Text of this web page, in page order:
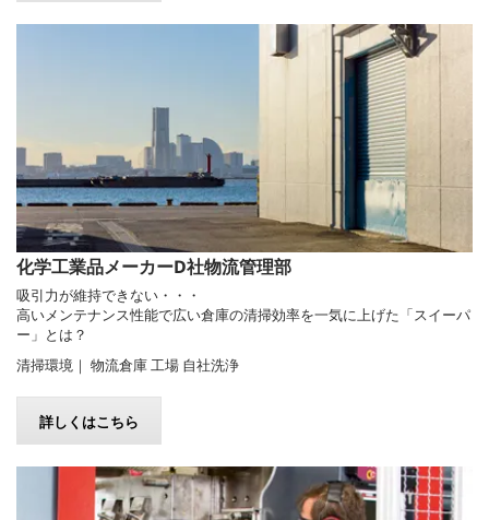
化学工業品メーカーD社物流管理部
吸引力が維持できない・・・
高いメンテナンス性能で広い倉庫の清掃効率を一気に上げた「スイーパ
ー」とは？
清掃環境｜ 物流倉庫 工場 自社洗浄
詳しくはこちら